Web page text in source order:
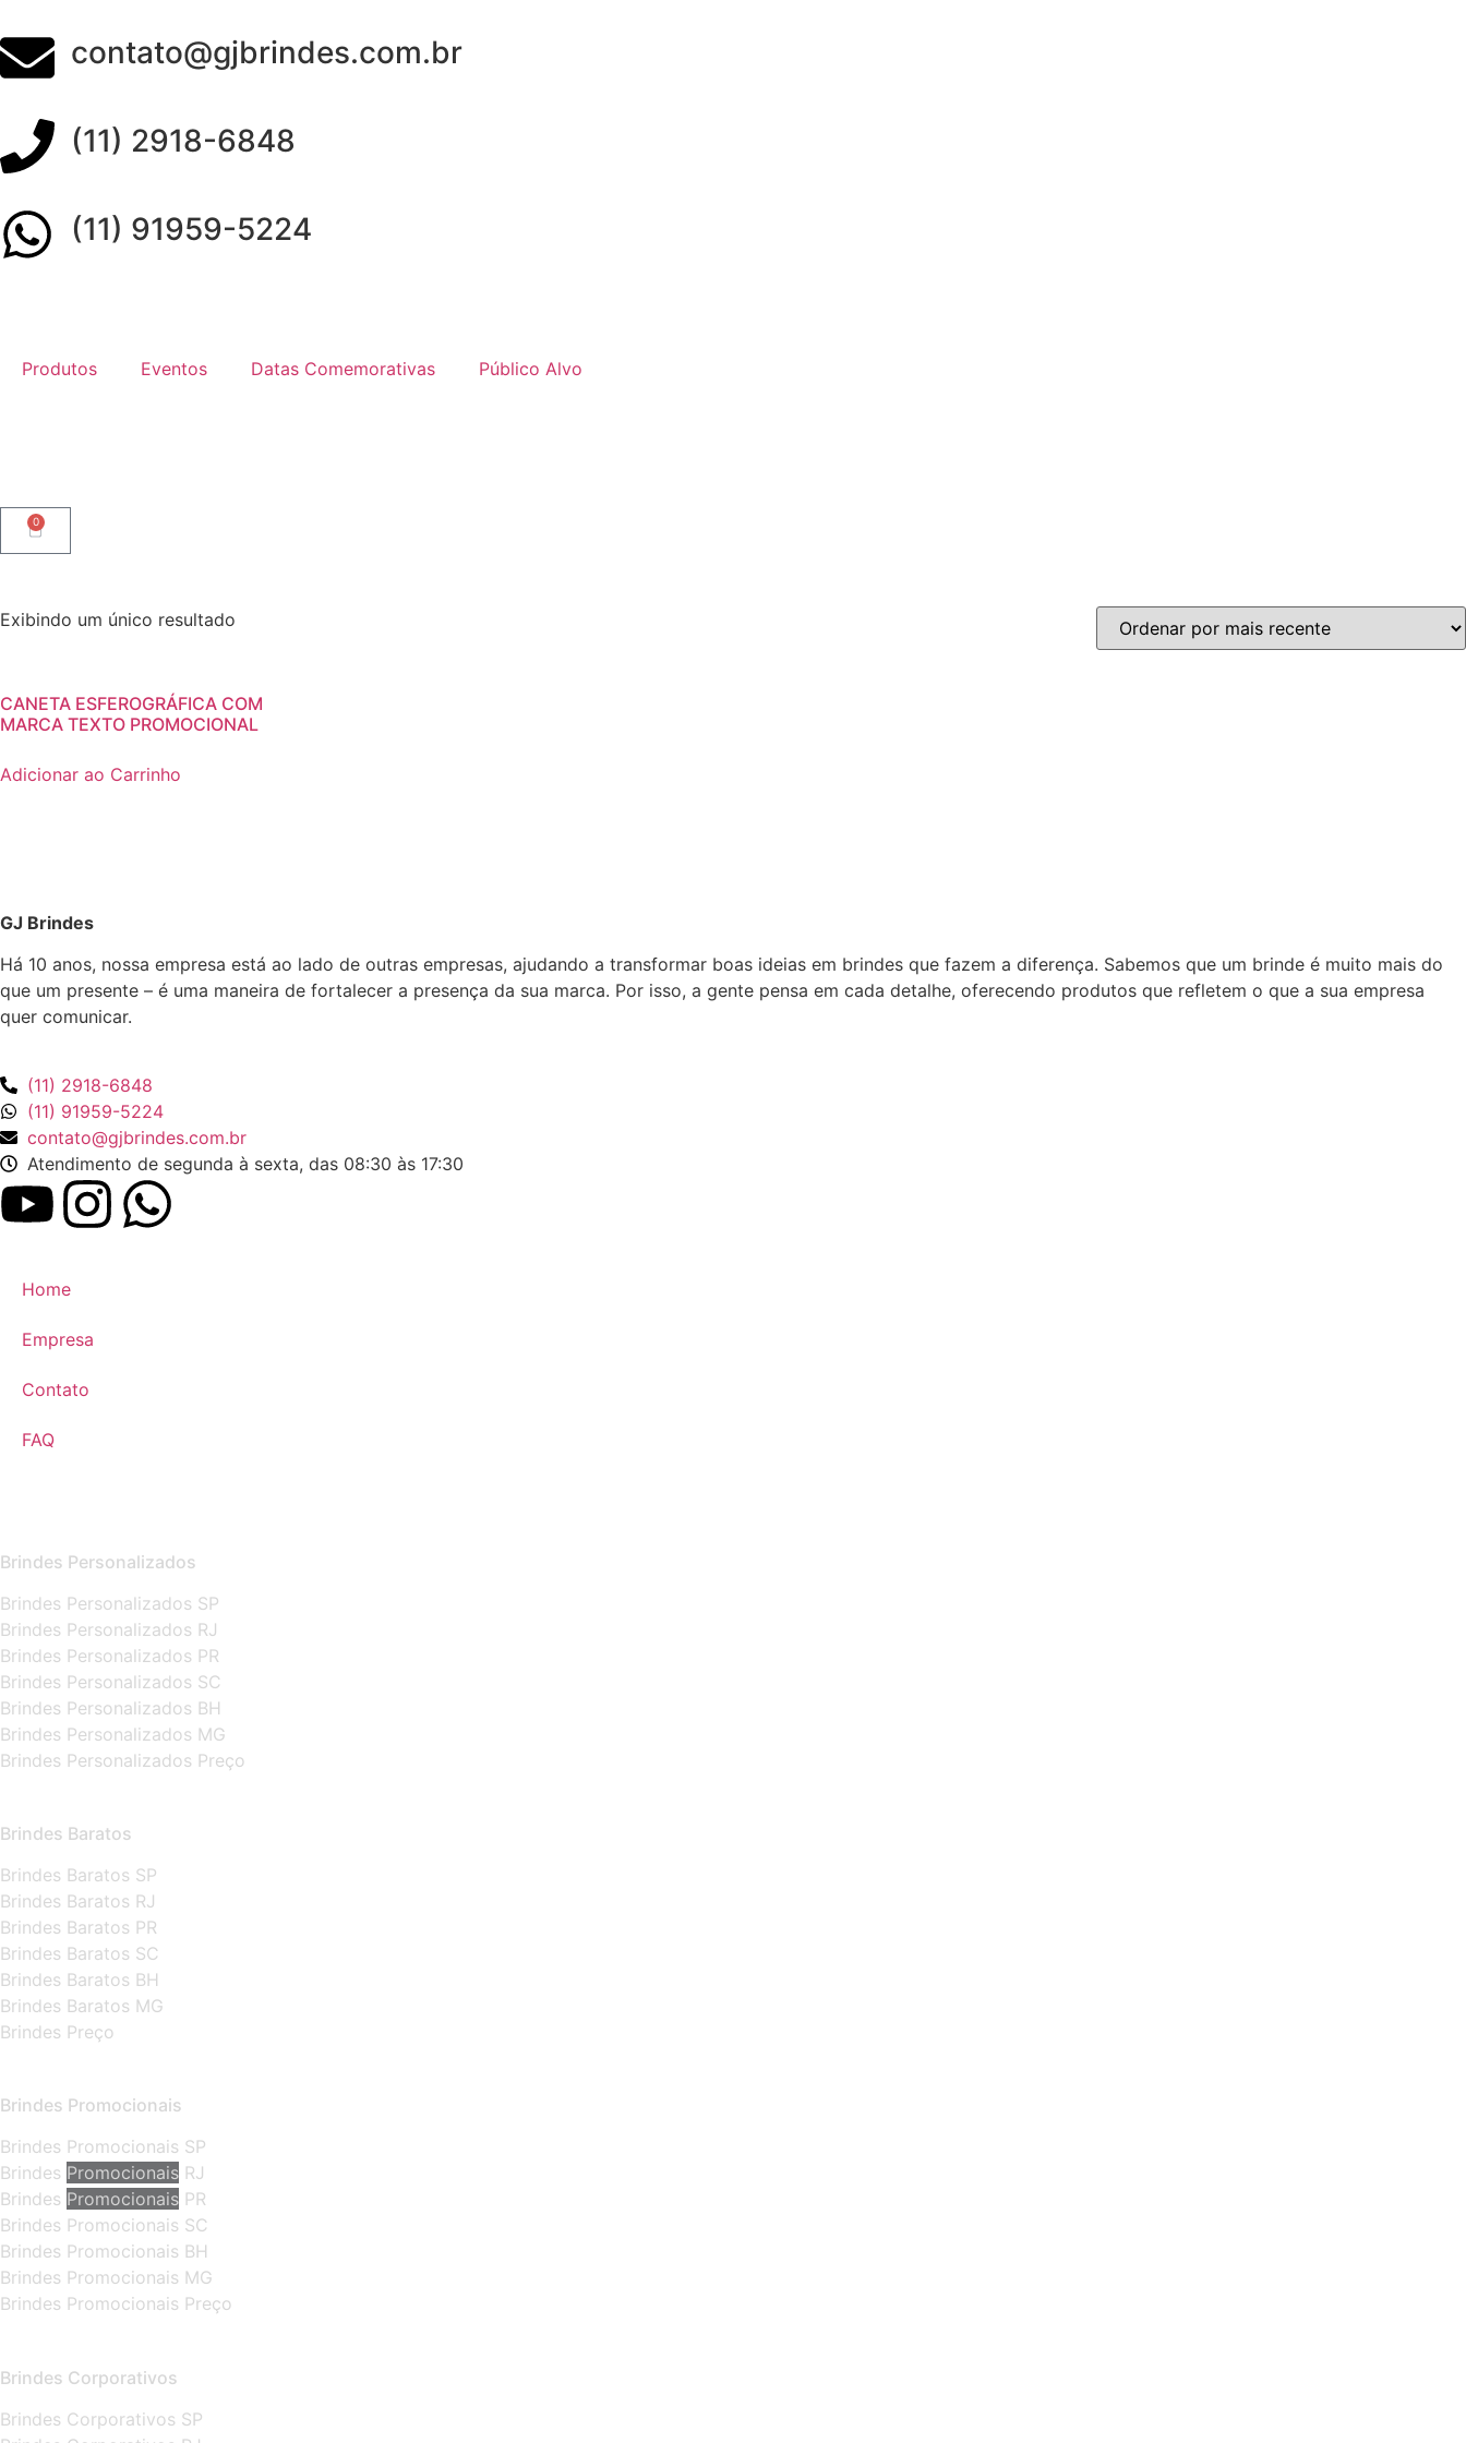
contato@gjbrindes.com.br
(11) 2918-6848
(11) 91959-5224
Produtos Eventos Datas Comemorativas Público Alvo
0
Exibindo um único resultado
CANETA ESFEROGRÁFICA COM
MARCA TEXTO PROMOCIONAL
Adicionar ao Carrinho
GJ Brindes
Há 10 anos, nossa empresa está ao lado de outras empresas, ajudando a transformar boas ideias em brindes que fazem a diferença. Sabemos que um brinde é muito mais do
que um presente – é uma maneira de fortalecer a presença da sua marca. Por isso, a gente pensa em cada detalhe, oferecendo produtos que refletem o que a sua empresa
quer comunicar.
(11) 2918-6848
(11) 91959-5224
contato@gjbrindes.com.br
Atendimento de segunda à sexta, das 08:30 às 17:30
Home
Empresa
Contato
FAQ
Brindes Personalizados
Brindes Personalizados SP
Brindes Personalizados RJ
Brindes Personalizados PR
Brindes Personalizados SC
Brindes Personalizados BH
Brindes Personalizados MG
Brindes Personalizados Preço
Brindes Baratos
Brindes Baratos SP
Brindes Baratos RJ
Brindes Baratos PR
Brindes Baratos SC
Brindes Baratos BH
Brindes Baratos MG
Brindes Preço
Brindes Promocionais
Brindes Promocionais SP
Brindes Promocionais RJ
Brindes Promocionais PR
Brindes Promocionais SC
Brindes Promocionais BH
Brindes Promocionais MG
Brindes Promocionais Preço
Brindes Corporativos
Brindes Corporativos SP